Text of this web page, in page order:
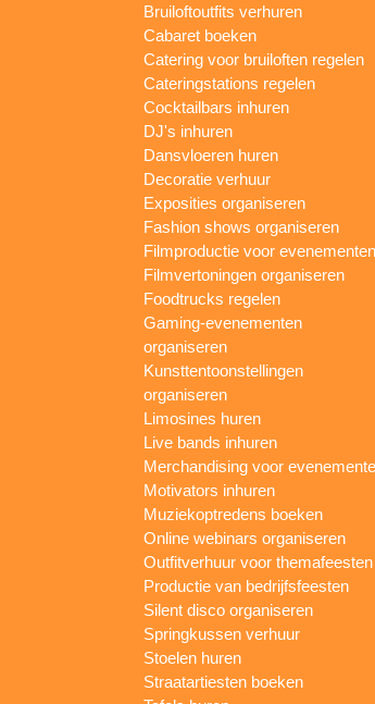
Bruiloftoutfits verhuren
Cabaret boeken
Catering voor bruiloften regelen
Cateringstations regelen
Cocktailbars inhuren
DJ's inhuren
Dansvloeren huren
Decoratie verhuur
Exposities organiseren
Fashion shows organiseren
Filmproductie voor evenementen
Filmvertoningen organiseren
Foodtrucks regelen
Gaming-evenementen
organiseren
Kunsttentoonstellingen
organiseren
Limosines huren
Live bands inhuren
Merchandising voor
Motivators inhuren
Muziekoptredens boeken
Online webinars organiseren
Outfitverhuur voor themafeesten
Productie van bedrijfsfeesten
Silent disco organiseren
Springkussen verhuur
Stoelen huren
Straatartiesten boeken